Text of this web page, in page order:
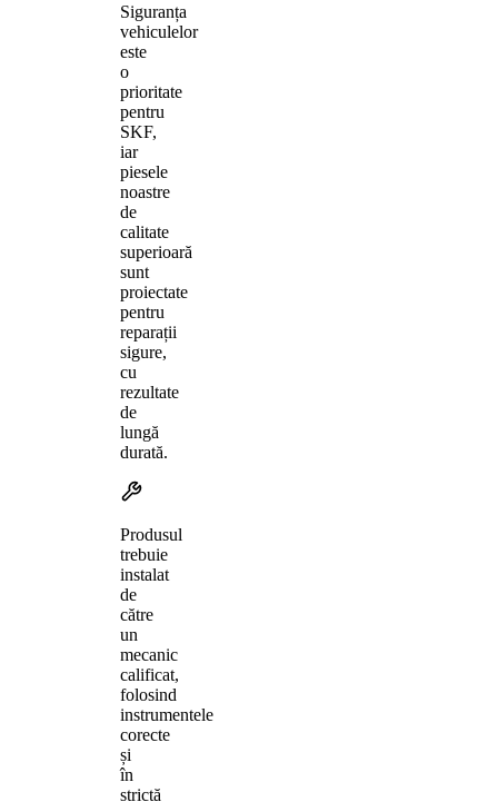
Siguranța
vehiculelor
este
o
prioritate
pentru
SKF,
iar
piesele
noastre
de
calitate
superioară
sunt
proiectate
pentru
reparații
sigure,
cu
rezultate
de
lungă
durată.
Produsul
trebuie
instalat
de
către
un
mecanic
calificat,
folosind
instrumentele
corecte
și
în
strictă